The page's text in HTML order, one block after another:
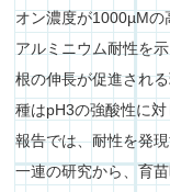
オン濃度が1000µM
アルミニウム耐性を
根の伸長が促進され
種はpH3の強酸性に
報告では、耐性を発
一連の研究から、育